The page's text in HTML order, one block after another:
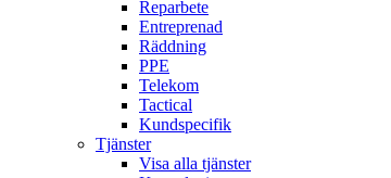
Reparbete
Entreprenad
Räddning
PPE
Telekom
Tactical
Kundspecifik
Tjänster
Visa alla tjänster